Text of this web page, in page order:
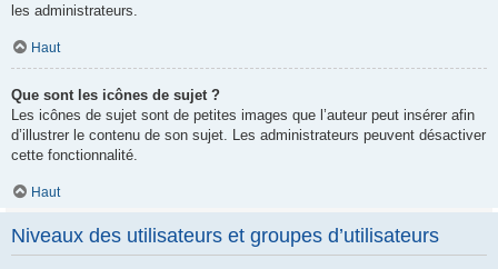
les administrateurs.
Haut
Que sont les icônes de sujet ?
Les icônes de sujet sont de petites images que l’auteur peut insérer afin
d’illustrer le contenu de son sujet. Les administrateurs peuvent désactiver
cette fonctionnalité.
Haut
Niveaux des utilisateurs et groupes d’utilisateurs